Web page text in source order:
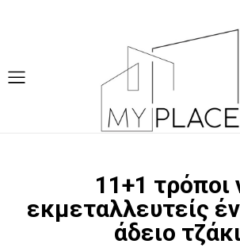
11+1 τρόποι
εκμεταλλευτείς
άδειο